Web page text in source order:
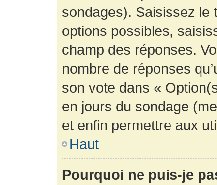
sondages). Saisissez le
options possibles,
champ des réponses.
nombre de réponses
son vote dans «
en jours du sondage
et enfin permettre aux
Haut
Pourquoi ne puis-je